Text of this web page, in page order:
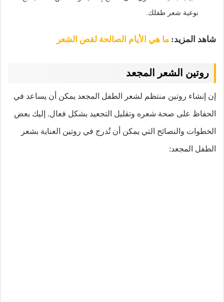
نوعية شعر طفلك.
شاهد المزيد: ما هي الأيام الصالحة لقص الشعر
روتين الشعر المجعد
إن إنشاء روتين منتظم لشعر الطفل المجعد يمكن أن يساعد في
الحفاظ على صحة شعره وتقليل التجعيد بشكل فعال. إليك بعض
الخطوات والنصائح التي يمكن أن تُدرج في روتين العناية بشعر
الطفل المجعد: